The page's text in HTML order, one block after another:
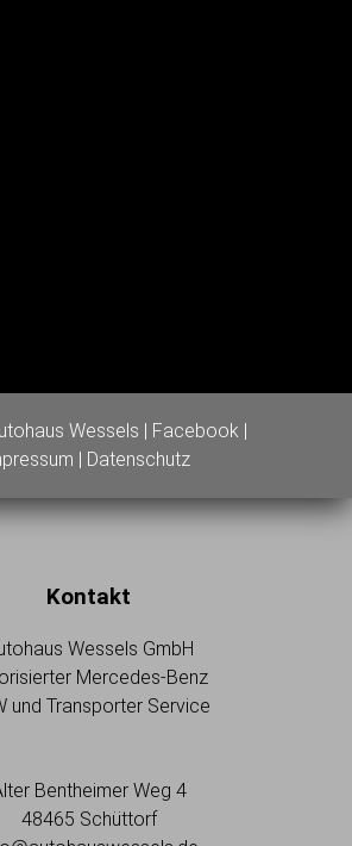
Wessels | Facebook |
| Datenschutz
Kontakt
Wessels GmbH
Mercedes-Benz
und Transporter Service
Bentheimer Weg 4
48465 Schüttorf